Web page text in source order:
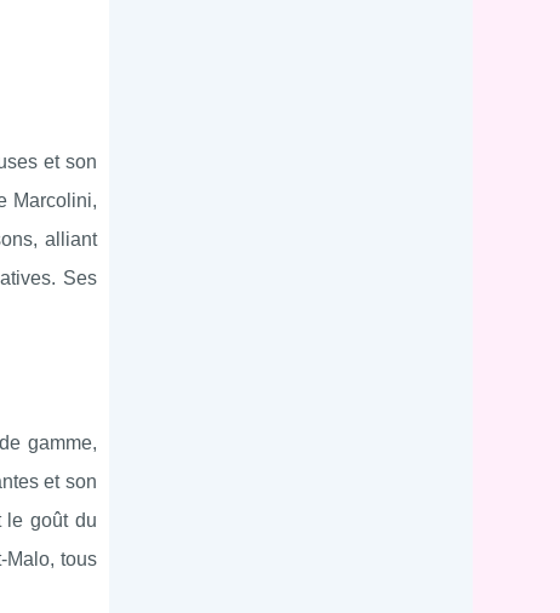
et son
Marcolini,
alliant
Ses
gamme,
et son
le goût du
Malo, tous